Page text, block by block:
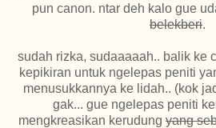
pun canon. ntar deh kalo gue
belekberi.
sudah rizka, sudaaaaah.. balik ke
kepikiran untuk ngelepas peniti
menusukkannya ke lidah.. (kok
gak... gue ngelepas peniti
mengkreasikan kerudung yang